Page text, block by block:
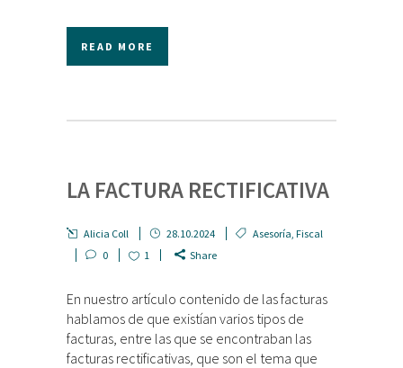
READ MORE
LA FACTURA RECTIFICATIVA
Alicia Coll 28.10.2024 Asesoría, Fiscal
0
1 Share
En nuestro artículo contenido de las facturas
hablamos de que existían varios tipos de
facturas, entre las que se encontraban las
facturas rectificativas, que son el tema que